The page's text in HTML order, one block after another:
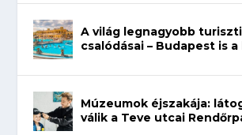
A világ legnagyobb
csalódásai – Budapest is a
Múzeumok éjszakája:
válik a Teve utcai